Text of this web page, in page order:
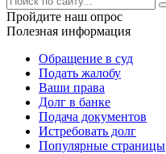
Пройдите наш опрос
Полезная информация
Обращение в суд
Подать жалобу
Ваши права
Долг в банке
Подача документов
Истребовать долг
Популярные страницы